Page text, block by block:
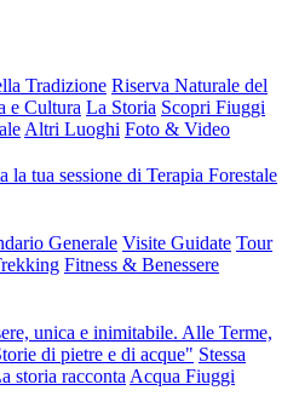
Tradizione Riserva Naturale del
e Cultura La Storia Scopri Fiuggi
Altri Luoghi Foto & Video
la tua sessione di Terapia Forestale
Generale Visite Guidate Tour
Fitness & Benessere
unica e inimitabile. Alle Terme,
di pietre e di acque" Stessa
storia racconta Acqua Fiuggi